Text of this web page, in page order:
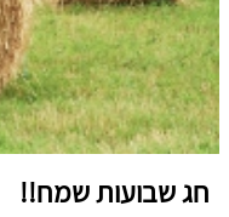
חג שבועות שמח!!